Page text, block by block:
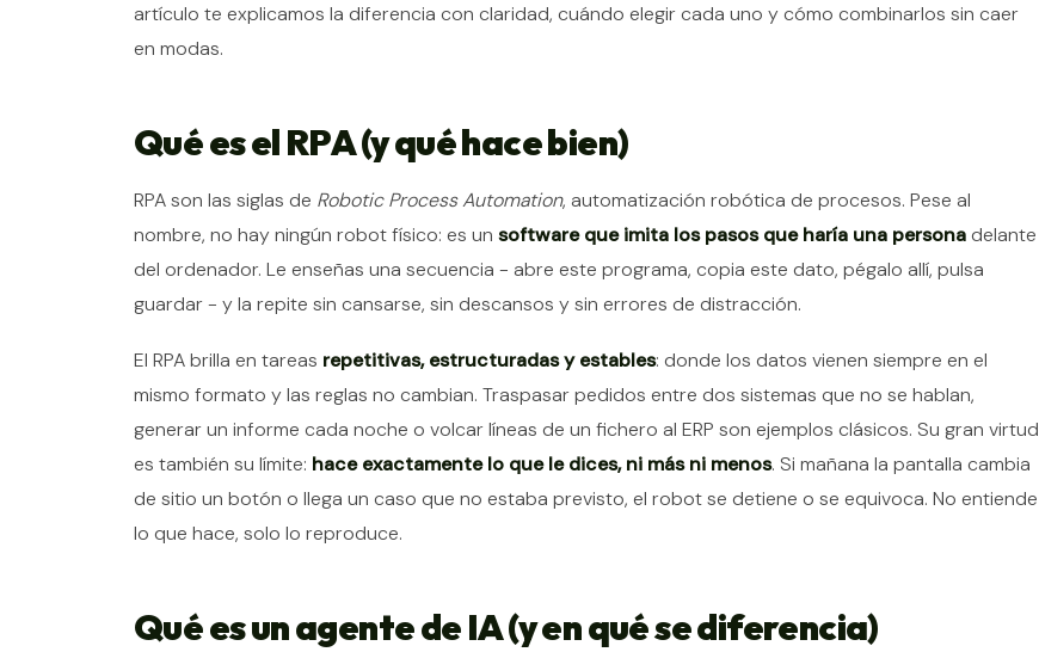
artículo te explicamos la diferencia con claridad, cuándo elegir cada uno y cómo combinarlos sin caer
en modas.
Qué es el RPA (y qué hace bien)
RPA son las siglas de Robotic Process Automation, automatización robótica de procesos. Pese al
nombre, no hay ningún robot físico: es un software que imita los pasos que haría una persona delante
del ordenador. Le enseñas una secuencia - abre este programa, copia este dato, pégalo allí, pulsa
guardar - y la repite sin cansarse, sin descansos y sin errores de distracción.
El RPA brilla en tareas repetitivas, estructuradas y estables: donde los datos vienen siempre en el
mismo formato y las reglas no cambian. Traspasar pedidos entre dos sistemas que no se hablan,
generar un informe cada noche o volcar líneas de un fichero al ERP son ejemplos clásicos. Su gran virtud
es también su límite: hace exactamente lo que le dices, ni más ni menos. Si mañana la pantalla cambia
de sitio un botón o llega un caso que no estaba previsto, el robot se detiene o se equivoca. No entiende
lo que hace, solo lo reproduce.
Qué es un agente de IA (y en qué se diferencia)